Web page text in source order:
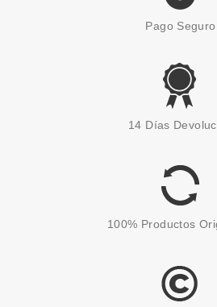
ESSENCE
ESSENCE OUT OF
STORIES ESMALTE DE
Pago Seguro
14 Días
100% Productos